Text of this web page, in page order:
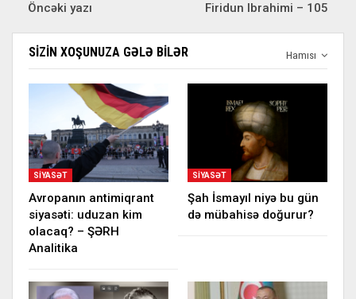
Öncəki yazı Firidun Ibrahimi – 105
Hamısı
SIZIN XOŞUNUZA GƏLƏ BILƏR
SIYASƏT
Avropanın antimiqrant
siyasəti: uduzan kim
olacaq? – ŞƏRH
Analitika
SIYASƏT
Şah İsmayıl niyə bu gün
də mübahisə doğurur?